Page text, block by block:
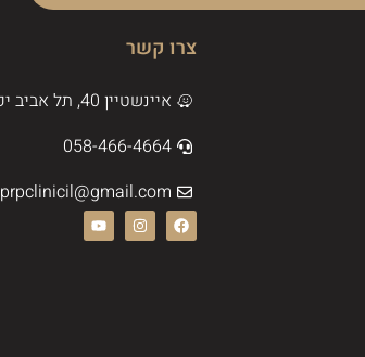
צרו קשר
איינשטיין 40, תל אביב יפו
058-466-4664
prpclinicil@gmail.com